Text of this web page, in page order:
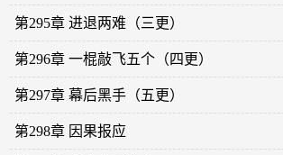
第295章 进退两难（三更）
第296章 一棍敲飞五个（四更）
第297章 幕后黑手（五更）
第298章 因果报应